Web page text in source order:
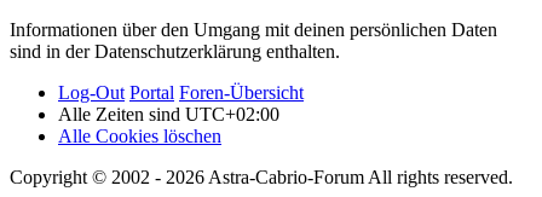
Informationen über den Umgang mit deinen persönlichen Daten
sind in der Datenschutzerklärung enthalten.
Log-Out Portal Foren-Übersicht
Alle Zeiten sind UTC+02:00
Alle Cookies löschen
Copyright © 2002 - 2026 Astra-Cabrio-Forum All rights reserved.